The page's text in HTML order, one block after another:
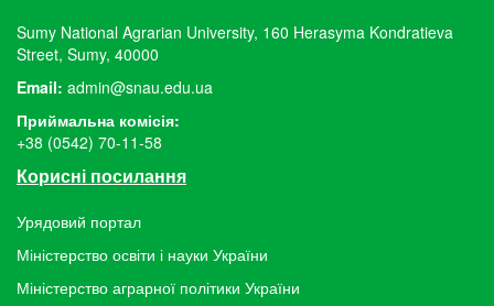
Sumy National Agrarian University, 160 Herasyma Kondratieva
Street, Sumy, 40000
Email: admin@snau.edu.ua
Приймальна комісія:
+38 (0542) 70-11-58
Корисні посилання
Урядовий портал
Міністерство освіти і науки України
Міністерство аграрної політики України